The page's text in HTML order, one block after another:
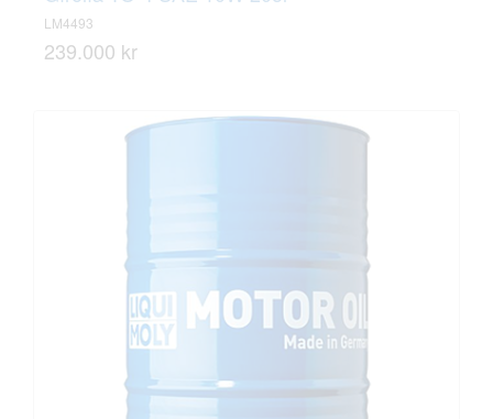
LM4493
239.000 kr